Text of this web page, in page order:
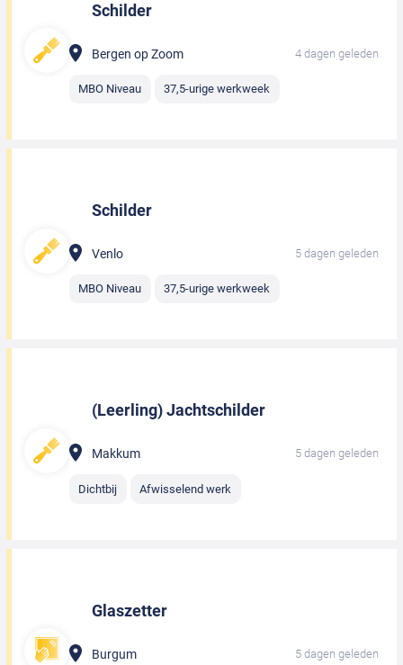
Schilder
Bergen op Zoom 4 dagen geleden
MBO Niveau 37,5-urige werkweek
Schilder
Venlo 5 dagen geleden
MBO Niveau 37,5-urige werkweek
(Leerling) Jachtschilder
Makkum 5 dagen geleden
Dichtbij Afwisselend werk
Glaszetter
Burgum 5 dagen geleden